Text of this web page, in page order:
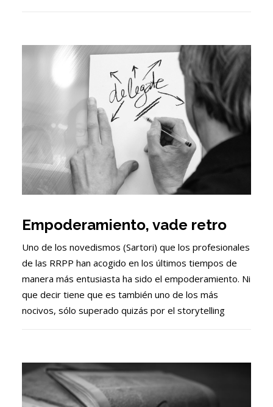
Empoderamiento, vade retro
Uno de los novedismos (Sartori) que los profesionales
de las RRPP han acogido en los últimos tiempos de
manera más entusiasta ha sido el empoderamiento. Ni
que decir tiene que es también uno de los más
nocivos, sólo superado quizás por el storytelling